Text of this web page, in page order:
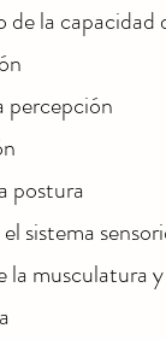
la capacidad
percepción
postura
sistema
la musculatura